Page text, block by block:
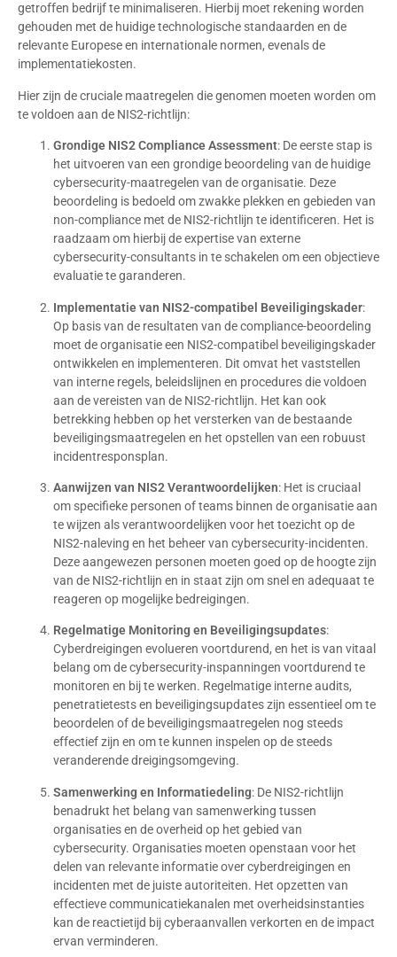
getroffen bedrijf te minimaliseren. Hierbij moet rekening worden
gehouden met de huidige technologische standaarden en de
relevante Europese en internationale normen, evenals de
implementatiekosten.
Hier zijn de cruciale maatregelen die genomen moeten worden om
te voldoen aan de NIS2-richtlijn:
Grondige NIS2 Compliance Assessment: De eerste stap is
het uitvoeren van een grondige beoordeling van de huidige
cybersecurity-maatregelen van de organisatie. Deze
beoordeling is bedoeld om zwakke plekken en gebieden van
non-compliance met de NIS2-richtlijn te identificeren. Het is
raadzaam om hierbij de expertise van externe
cybersecurity-consultants in te schakelen om een objectieve
evaluatie te garanderen.
Implementatie van NIS2-compatibel Beveiligingskader:
Op basis van de resultaten van de compliance-beoordeling
moet de organisatie een NIS2-compatibel beveiligingskader
ontwikkelen en implementeren. Dit omvat het vaststellen
van interne regels, beleidslijnen en procedures die voldoen
aan de vereisten van de NIS2-richtlijn. Het kan ook
betrekking hebben op het versterken van de bestaande
beveiligingsmaatregelen en het opstellen van een robuust
incidentresponsplan.
Aanwijzen van NIS2 Verantwoordelijken: Het is cruciaal
om specifieke personen of teams binnen de organisatie aan
te wijzen als verantwoordelijken voor het toezicht op de
NIS2-naleving en het beheer van cybersecurity-incidenten.
Deze aangewezen personen moeten goed op de hoogte zijn
van de NIS2-richtlijn en in staat zijn om snel en adequaat te
reageren op mogelijke bedreigingen.
Regelmatige Monitoring en Beveiligingsupdates:
Cyberdreigingen evolueren voortdurend, en het is van vitaal
belang om de cybersecurity-inspanningen voortdurend te
monitoren en bij te werken. Regelmatige interne audits,
penetratietests en beveiligingsupdates zijn essentieel om te
beoordelen of de beveiligingsmaatregelen nog steeds
effectief zijn en om te kunnen inspelen op de steeds
veranderende dreigingsomgeving.
Samenwerking en Informatiedeling: De NIS2-richtlijn
benadrukt het belang van samenwerking tussen
organisaties en de overheid op het gebied van
cybersecurity. Organisaties moeten openstaan voor het
delen van relevante informatie over cyberdreigingen en
incidenten met de juiste autoriteiten. Het opzetten van
effectieve communicatiekanalen met overheidsinstanties
kan de reactietijd bij cyberaanvallen verkorten en de impact
ervan verminderen.